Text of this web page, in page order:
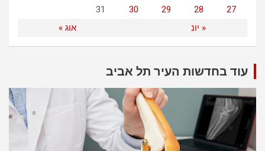
« יונ אוג »
27
28
29
30
31
עוד בחדשות העיר תל אביב